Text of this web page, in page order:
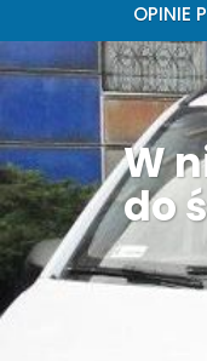
OPINIE
W
do